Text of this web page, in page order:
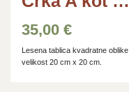
35,00€
Lesena tablica kvadratne oblike
velikost 20 cm x 20 cm.